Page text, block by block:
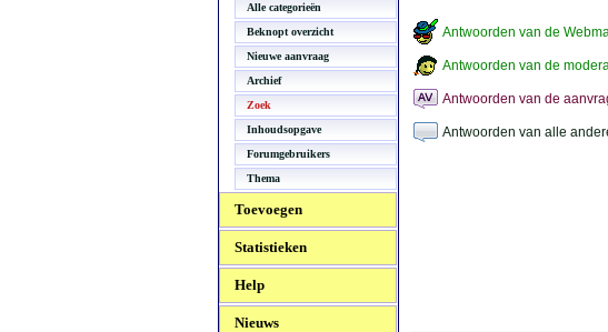
Alle categorieën
Beknopt overzicht
Nieuwe aanvraag
Archief
Zoek
Inhoudsopgave
Forumgebruikers
Thema
Toevoegen
Statistieken
Help
Nieuws
Antwoorden van de
Antwoorden van de
Antwoorden van de
Antwoorden van alle